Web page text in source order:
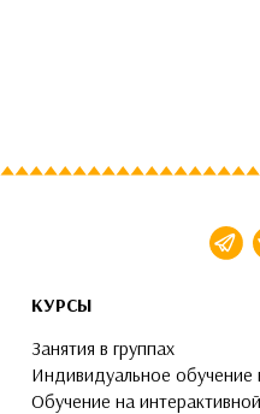
КУРСЫ
Занятия в группах
Индивидуальное обучение
Обучение на